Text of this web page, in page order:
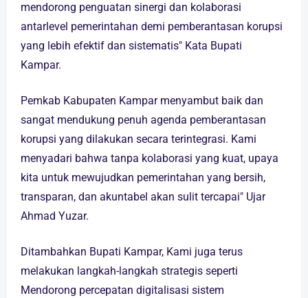
mendorong penguatan sinergi dan kolaborasi
antarlevel pemerintahan demi pemberantasan korupsi
yang lebih efektif dan sistematis" Kata Bupati
Kampar.
Pemkab Kabupaten Kampar menyambut baik dan
sangat mendukung penuh agenda pemberantasan
korupsi yang dilakukan secara terintegrasi. Kami
menyadari bahwa tanpa kolaborasi yang kuat, upaya
kita untuk mewujudkan pemerintahan yang bersih,
transparan, dan akuntabel akan sulit tercapai" Ujar
Ahmad Yuzar.
Ditambahkan Bupati Kampar, Kami juga terus
melakukan langkah-langkah strategis seperti
Mendorong percepatan digitalisasi sistem